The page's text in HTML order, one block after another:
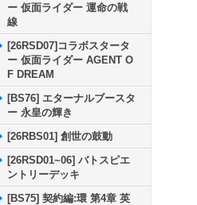
ー 仮面ライダー 運命の戦
線
[26RSD07]コラボスタータ
ー 仮面ライダー AGENT O
F DREAM
[BS76] エターナルブースタ
ー 永皇の輝き
[26RBS01] 創世の鼓動
[26RSD01~06] バトスピエ
ントリーデッキ
[BS75] 契約編:環 第4章 英